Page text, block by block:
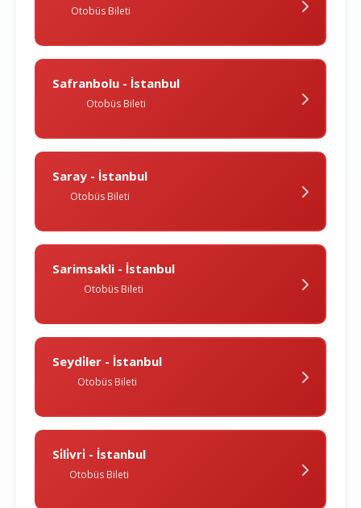
Otobüs Bileti
Safranbolu - İstanbul
Otobüs Bileti
Saray - İstanbul
Otobüs Bileti
Sarimsakli - İstanbul
Otobüs Bileti
Seydi̇ler - İstanbul
Otobüs Bileti
Si̇li̇vri̇ - İstanbul
Otobüs Bileti